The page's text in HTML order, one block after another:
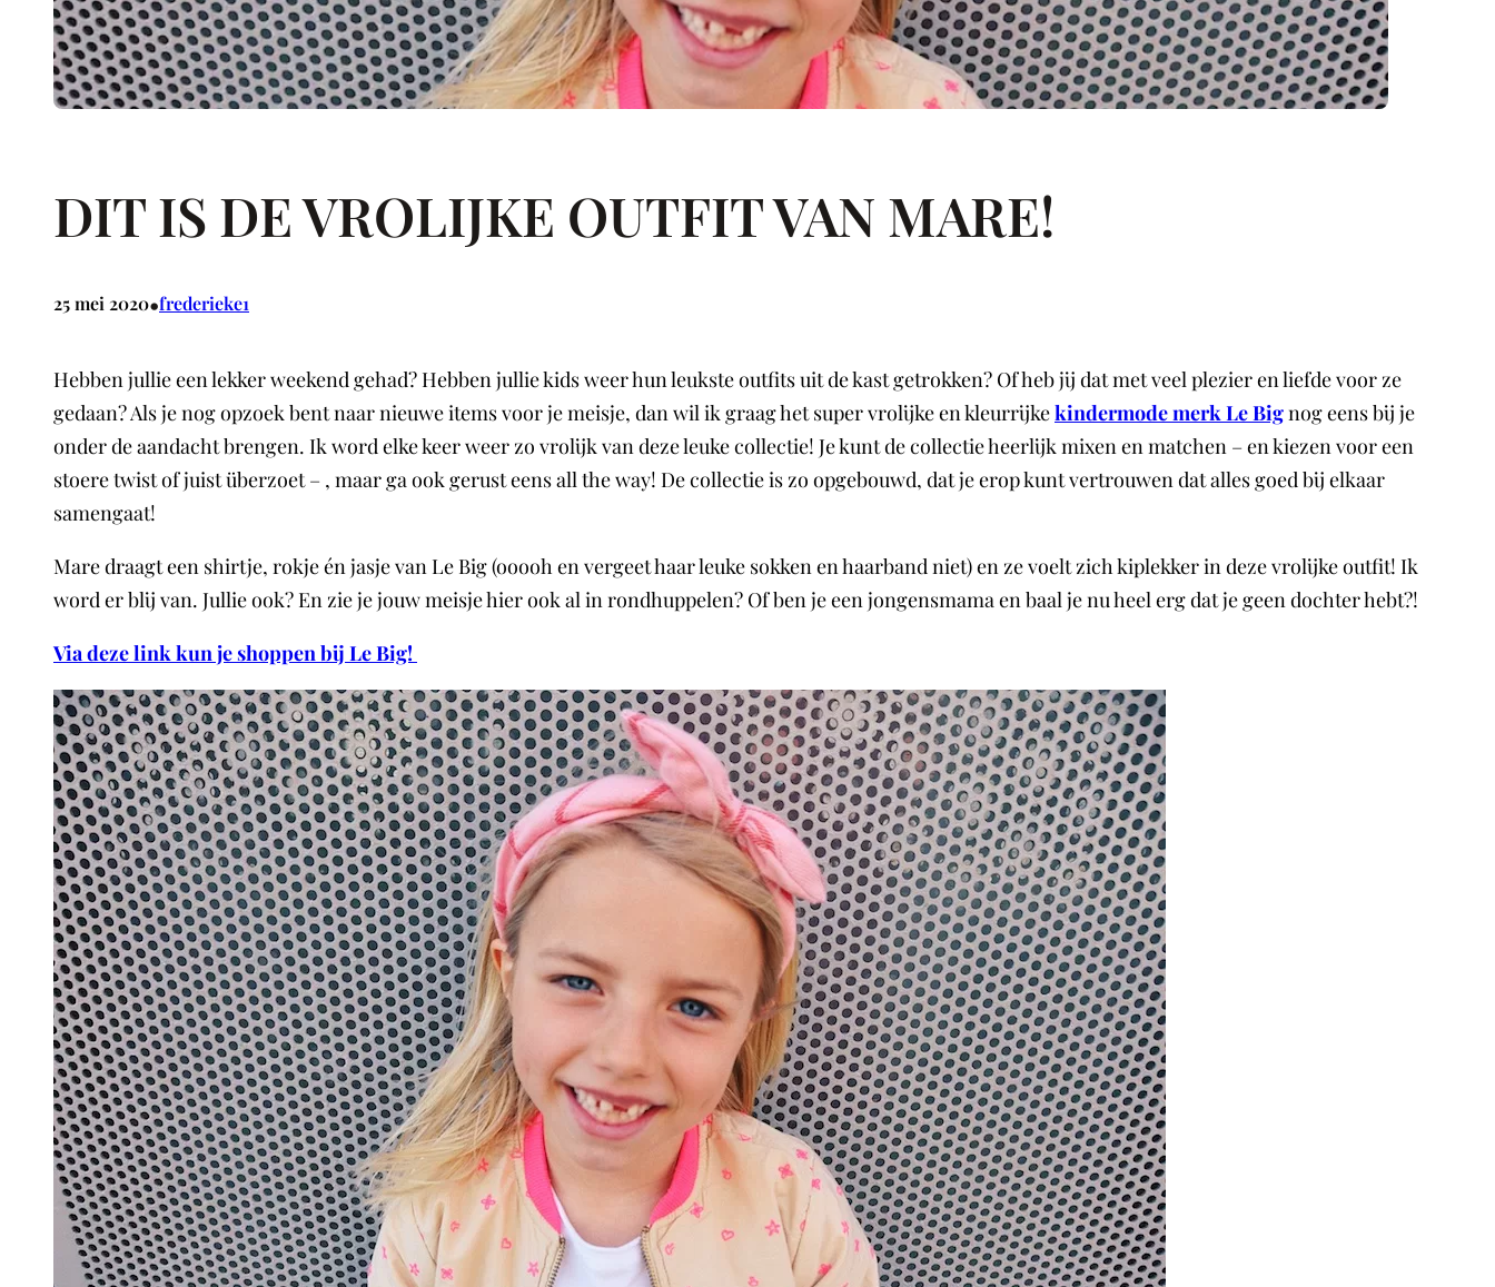
DIT IS DE VROLIJKE OUTFIT VAN MARE!
25 mei 2020•frederieke1
Hebben jullie een lekker weekend gehad? Hebben jullie kids weer hun leukste outfits uit de kast getrokken? Of heb jij dat met veel plezier en liefde voor ze
gedaan? Als je nog opzoek bent naar nieuwe items voor je meisje, dan wil ik graag het super vrolijke en kleurrijkekindermode merk Le Bignog eens bij je
onder de aandacht brengen. Ik word elke keer weer zo vrolijk van deze leuke collectie! Je kunt de collectie heerlijk mixen en matchen – en kiezen voor een
stoere twist of juist überzoet – , maar ga ook gerust eens all the way! De collectie is zo opgebouwd, dat je erop kunt vertrouwen dat alles goed bij elkaar
samengaat!
Mare draagt een shirtje, rokje én jasje van Le Big (ooooh en vergeet haar leuke sokken en haarband niet) en ze voelt zich kiplekker in deze vrolijke outfit! Ik
word er blij van. Jullie ook? En zie je jouw meisje hier ook al in rondhuppelen? Of ben je een jongensmama en baal je nu heel erg dat je geen dochter hebt?!
Via deze link kun je shoppen bij Le Big!